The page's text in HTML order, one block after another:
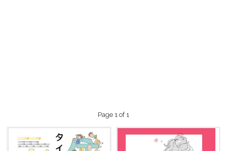
Page 1 of 1